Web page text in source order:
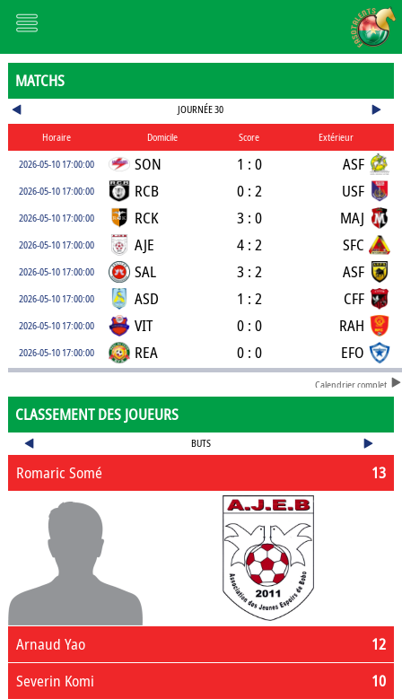
MATCHS
JOURNÉE 30
Horaire Domicile Score
Extérieur
2026-05-10 17:00:00
SON 1 : 0 ASF
2026-05-10 17:00:00 RCB 0 : 2 USF
2026-05-10 17:00:00 RCK 3 : 0 MAJ
2026-05-10 17:00:00 AJE 4 : 2 SFC
2026-05-10 17:00:00 SAL 3 : 2 ASF
2026-05-10 17:00:00 ASD 1 : 2 CFF
2026-05-10 17:00:00 VIT 0 : 0 RAH
2026-05-10 17:00:00 REA 0 : 0 EFO
Calendrier complet
CLASSEMENT DES JOUEURS
BUTS
13
Romaric Somé
12
Arnaud Yao
10
Severin Komi